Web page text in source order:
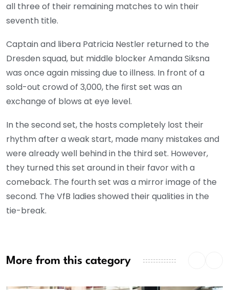
all three of their remaining matches to win their
seventh title.
Captain and libera Patricia Nestler returned to the
Dresden squad, but middle blocker Amanda Siksna
was once again missing due to illness. In front of a
sold-out crowd of 3,000, the first set was an
exchange of blows at eye level.
In the second set, the hosts completely lost their
rhythm after a weak start, made many mistakes and
were already well behind in the third set. However,
they turned this set around in their favor with a
comeback. The fourth set was a mirror image of the
second. The VfB ladies showed their qualities in the
tie-break.
More from this category